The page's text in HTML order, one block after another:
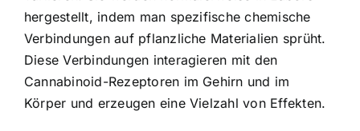
hergestellt, indem man spezifische chemische
Verbindungen auf pflanzliche Materialien sprüht.
Diese Verbindungen interagieren mit den
Cannabinoid-Rezeptoren im Gehirn und im
Körper und erzeugen eine Vielzahl von Effekten.